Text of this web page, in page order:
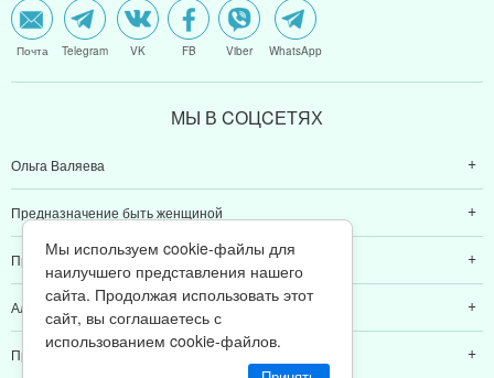
Почта Telegram VK FB Viber WhatsApp
МЫ В CОЦCЕТЯХ
Ольга Валяева
Предназначение быть женщиной
Предназначение быть мамой
Алексей Валяев
Предназначение быть папой
Мы используем cookie-файлы для
наилучшего представления нашего
сайта. Продолжая использовать этот
сайт, вы соглашаетесь с
использованием cookie-файлов.